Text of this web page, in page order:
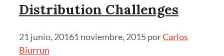
Distribution Challenges
21 junio, 20161 noviembre, 2015porCarlos
Biurrun